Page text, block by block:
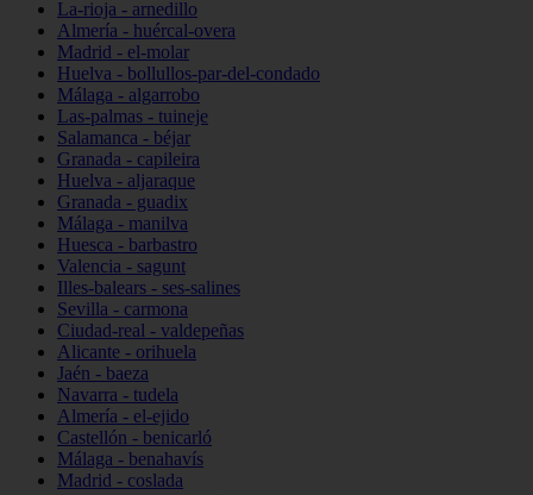
La-rioja - arnedillo
Almería - huércal-overa
Madrid - el-molar
Huelva - bollullos-par-del-condado
Málaga - algarrobo
Las-palmas - tuineje
Salamanca - béjar
Granada - capileira
Huelva - aljaraque
Granada - guadix
Málaga - manilva
Huesca - barbastro
Valencia - sagunt
Illes-balears - ses-salines
Sevilla - carmona
Ciudad-real - valdepeñas
Alicante - orihuela
Jaén - baeza
Navarra - tudela
Almería - el-ejido
Castellón - benicarló
Málaga - benahavís
Madrid - coslada